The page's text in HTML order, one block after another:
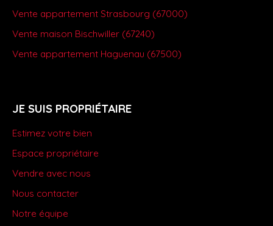
Vente appartement Strasbourg (67000)
Vente maison Bischwiller (67240)
Vente appartement Haguenau (67500)
JE SUIS PROPRIÉTAIRE
Estimez votre bien
Espace propriétaire
Vendre avec nous
Nous contacter
Notre équipe